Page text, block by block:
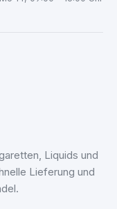
Liquids und
Lieferung und